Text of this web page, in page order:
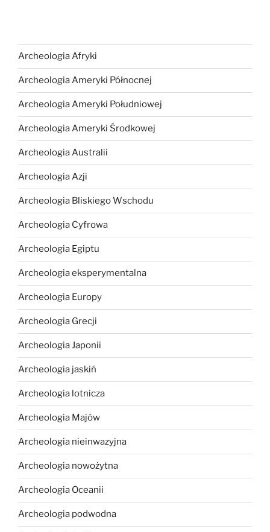
Archeologia Afryki
Archeologia Ameryki Północnej
Archeologia Ameryki Południowej
Archeologia Ameryki Środkowej
Archeologia Australii
Archeologia Azji
Archeologia Bliskiego Wschodu
Archeologia Cyfrowa
Archeologia Egiptu
Archeologia eksperymentalna
Archeologia Europy
Archeologia Grecji
Archeologia Japonii
Archeologia jaskiń
Archeologia lotnicza
Archeologia Majów
Archeologia nieinwazyjna
Archeologia nowożytna
Archeologia Oceanii
Archeologia podwodna